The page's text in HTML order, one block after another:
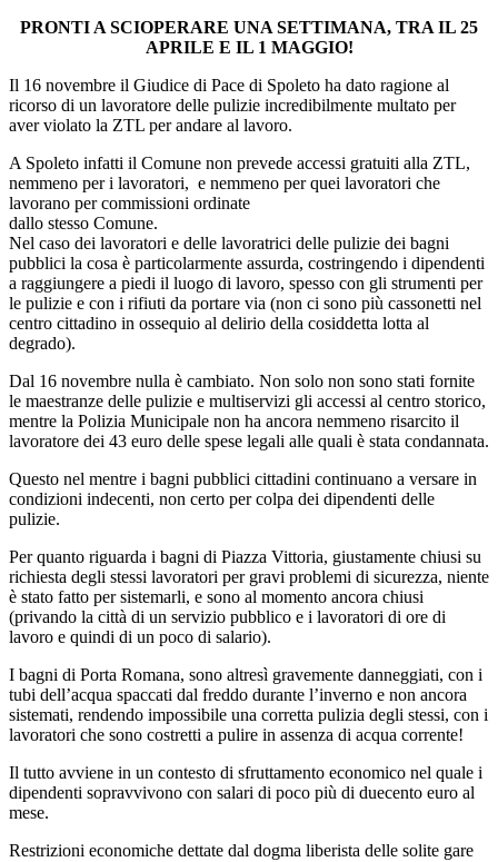
PRONTI A SCIOPERARE UNA SETTIMANA, TRA IL 25
APRILE E IL 1 MAGGIO!
Il 16 novembre il Giudice di Pace di Spoleto ha dato ragione al
ricorso di un lavoratore delle pulizie incredibilmente multato per
aver violato la ZTL per andare al lavoro.
A Spoleto infatti il Comune non prevede accessi gratuiti alla ZTL,
nemmeno per i lavoratori, e nemmeno per quei lavoratori che
lavorano per commissioni ordinate
dallo stesso Comune.
Nel caso dei lavoratori e delle lavoratrici delle pulizie dei bagni
pubblici la cosa è particolarmente assurda, costringendo i dipendenti
a raggiungere a piedi il luogo di lavoro, spesso con gli strumenti per
le pulizie e con i rifiuti da portare via (non ci sono più cassonetti nel
centro cittadino in ossequio al delirio della cosiddetta lotta al
degrado).
Dal 16 novembre nulla è cambiato. Non solo non sono stati fornite
le maestranze delle pulizie e multiservizi gli accessi al centro storico,
mentre la Polizia Municipale non ha ancora nemmeno risarcito il
lavoratore dei 43 euro delle spese legali alle quali è stata condannata.
Questo nel mentre i bagni pubblici cittadini continuano a versare in
condizioni indecenti, non certo per colpa dei dipendenti delle
pulizie.
Per quanto riguarda i bagni di Piazza Vittoria, giustamente chiusi su
richiesta degli stessi lavoratori per gravi problemi di sicurezza, niente
è stato fatto per sistemarli, e sono al momento ancora chiusi
(privando la città di un servizio pubblico e i lavoratori di ore di
lavoro e quindi di un poco di salario).
I bagni di Porta Romana, sono altresì gravemente danneggiati, con i
tubi dell’acqua spaccati dal freddo durante l’inverno e non ancora
sistemati, rendendo impossibile una corretta pulizia degli stessi, con i
lavoratori che sono costretti a pulire in assenza di acqua corrente!
Il tutto avviene in un contesto di sfruttamento economico nel quale i
dipendenti sopravvivono con salari di poco più di duecento euro al
mese.
Restrizioni economiche dettate dal dogma liberista delle solite gare